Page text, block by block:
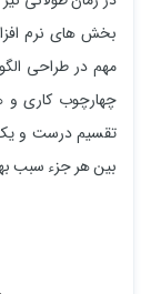
بخش های نرم
مهم در طراحی
چهارچوب کاری و
تقسیم درست و یک
بین هر جزء سبب